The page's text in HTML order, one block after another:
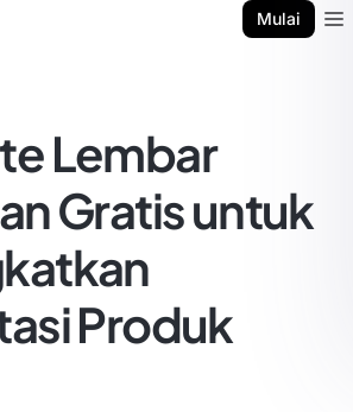
Mulai
Lembar
Gratis untuk
Produk